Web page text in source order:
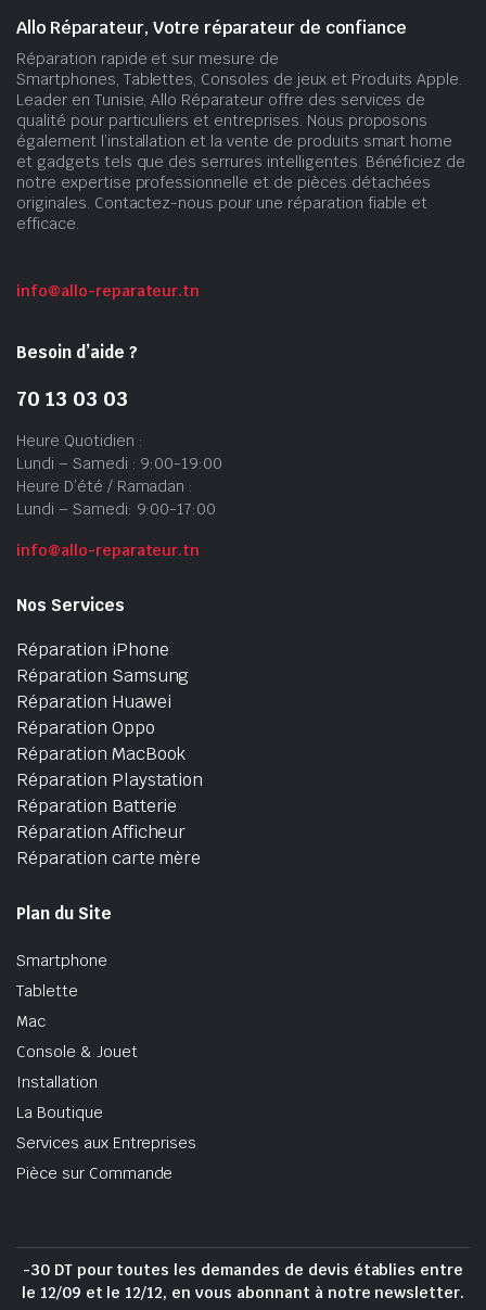
Allo Réparateur, Votre réparateur de confiance
Réparation rapide et sur mesure de
Smartphones, Tablettes, Consoles de jeux et Produits Apple.
Leader en Tunisie, Allo Réparateur offre des services de
qualité pour particuliers et entreprises. Nous proposons
également l’installation et la vente de produits smart home
et gadgets tels que des serrures intelligentes. Bénéficiez de
notre expertise professionnelle et de pièces détachées
originales. Contactez-nous pour une réparation fiable et
efficace.
info@allo-reparateur.tn
Besoin d’aide ?
70 13 03 03
Heure Quotidien :
Lundi – Samedi : 9:00-19:00
Heure D’été / Ramadan :
Lundi – Samedi: 9:00-17:00
info@allo-reparateur.tn
Nos Services
Réparation iPhone
Réparation Samsung
Réparation Huawei
Réparation Oppo
Réparation MacBook
Réparation Playstation
Réparation Batterie
Réparation Afficheur
Réparation carte mère
Plan du Site
Smartphone
Tablette
Mac
Console & Jouet
Installation
La Boutique
Services aux Entreprises
Pièce sur Commande
-30 DT pour toutes les demandes de devis établies entre
le 12/09 et le 12/12, en vous abonnant à notre newsletter.